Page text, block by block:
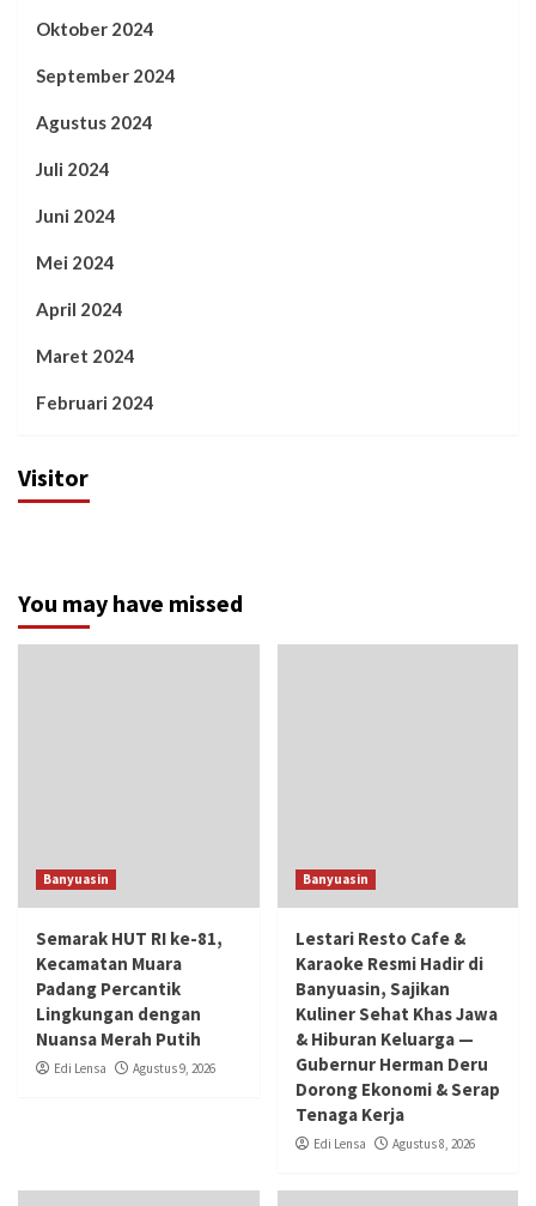
Oktober 2024
September 2024
Agustus 2024
Juli 2024
Juni 2024
Mei 2024
April 2024
Maret 2024
Februari 2024
Visitor
You may have missed
Banyuasin
Semarak HUT RI ke-81,
Kecamatan Muara
Padang Percantik
Lingkungan dengan
Nuansa Merah Putih
Edi Lensa Agustus 9, 2026
Banyuasin
Lestari Resto Cafe &
Karaoke Resmi Hadir di
Banyuasin, Sajikan
Kuliner Sehat Khas Jawa
& Hiburan Keluarga —
Gubernur Herman Deru
Dorong Ekonomi & Serap
Tenaga Kerja
Edi Lensa Agustus 8, 2026